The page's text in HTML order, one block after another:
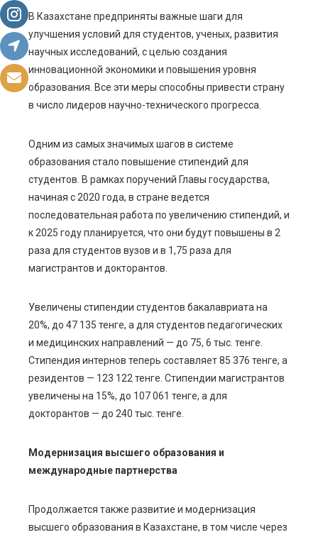
В Казахстане предприняты важные шаги для
улучшения условий для студентов, ученых, развития
научных исследований, с целью создания
инновационной экономики и повышения уровня
образования. Все эти меры способны привести страну
в число лидеров научно-технического прогресса.
Одним из самых значимых шагов в системе
образования стало повышение стипендий для
студентов. В рамках поручений Главы государства,
начиная с 2020 года, в стране ведется
последовательная работа по увеличению стипендий, и
к 2025 году планируется, что они будут повышены в 2
раза для студентов вузов и в 1,75 раза для
магистрантов и докторантов.
Увеличены стипендии студентов бакалавриата на
20%, до 47 135 тенге, а для студентов педагогических
и медицинских направлений — до 75, 6 тыс. тенге.
Стипендия интернов теперь составляет 85 376 тенге, а
резидентов — 123 122 тенге. Стипендии магистрантов
увеличены на 15%, до 107 061 тенге, а для
докторантов — до 240 тыс. тенге.
Модернизация высшего образования и
международные партнерства
Продолжается также развитие и модернизация
высшего образования в Казахстане, в том числе через